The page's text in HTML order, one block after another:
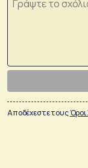
Αποδέχεστε τους